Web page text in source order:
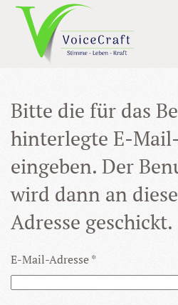
Skip to main content
Bitte die für das
hinterlegte E-
eingeben. Der
wird dann an
Adresse geschickt.
E-Mail-Adresse*